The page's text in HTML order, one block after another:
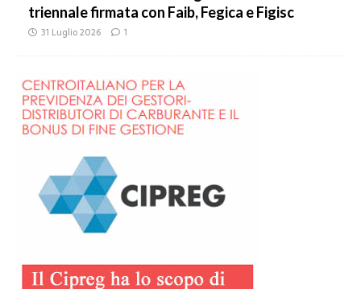
triennale firmata con Faib, Fegica e Figisc
31 Luglio 2026 1